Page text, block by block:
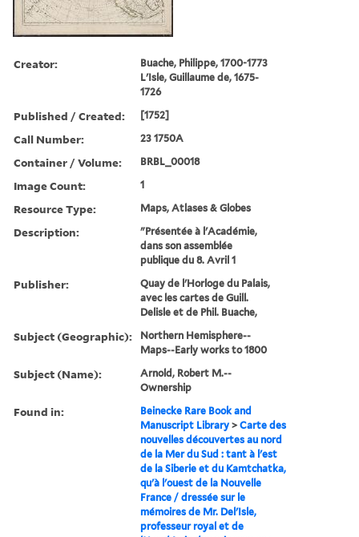
Creator:
Buache, Philippe, 1700-1773
L'Isle, Guillaume de, 1675-
1726
Published / Created: [1752]
Call Number: 23 1750A
Container / Volume: BRBL_00018
Image Count: 1
Resource Type: Maps, Atlases & Globes
Description:
"Présentée à l'Académie,
dans son assemblée
publique du 8. Avril 1
Publisher:
Quay de l'Horloge du Palais,
avec les cartes de Guill.
Delisle et de Phil. Buache,
Subject (Geographic):
Northern Hemisphere--
Maps--Early works to 1800
Subject (Name):
Arnold, Robert M.--
Ownership
Found in:
Beinecke Rare Book and
Manuscript Library >Carte des
nouvelles découvertes au nord
de la Mer du Sud : tant à l'est
de la Siberie et du Kamtchatka,
qu'à l'ouest de la Nouvelle
France / dressée sur le
mémoires de Mr. Del'Isle,
professeur royal et de